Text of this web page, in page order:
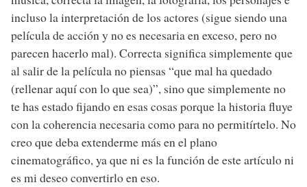
incluso la interpretación de los actores (sigue siendo una
película de acción y no es necesaria en exceso, pero no
parecen hacerlo mal). Correcta significa simplemente que
al salir de la película no piensas “que mal ha quedado
(rellenar aquí con lo que sea)”, sino que simplemente no
te has estado fijando en esas cosas porque la historia fluye
con la coherencia necesaria como para no permitírtelo. No
creo que deba extenderme más en el plano
cinematográfico, ya que ni es la función de este artículo ni
es mi deseo convertirlo en eso.